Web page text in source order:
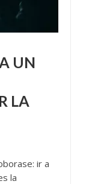
UN
LA
ir a
la